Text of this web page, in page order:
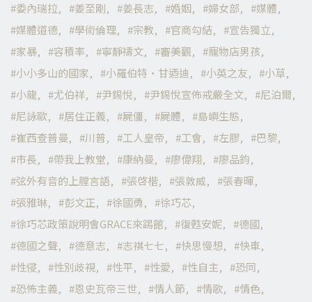
委內瑞拉
姜至剛 姜長志 婚姻 婦女部
媒體
媒體道德
學術倫理 宗教 官商勾結
宣告獨立
家暴
容積率 寧靜禱文 審美觀
寵物店男孩
小小多山的國家
小羅伯特·甘迺迪 小英之友
小草
小龍
尤伯祥 尹錫悅 尹錫悅宣佈戒嚴全文
尼泊爾
尼詠歐
居住正義 屍僵 屍體
島嶼生態
崔西查普曼
川普 工人皇帝 工會 左膠
巴黎
市長
帶我上教堂 康納曼 廖偉翔
廖品鈞
弦外有音的上膛言語
張啓楷 張敦威
張春暉
張雅琳
彭文正 徐國勇
徐巧芯
徐巧芯政策說明會GRACE來踢館
復甦安妮
德國
德國之聲
德意志 志祺七七 快思慢想
快車
性侵
性別歧視 性平 性愛 性自主
恐同
恐怖主義
恩史瓦帝三世 情人節 情歌
情色